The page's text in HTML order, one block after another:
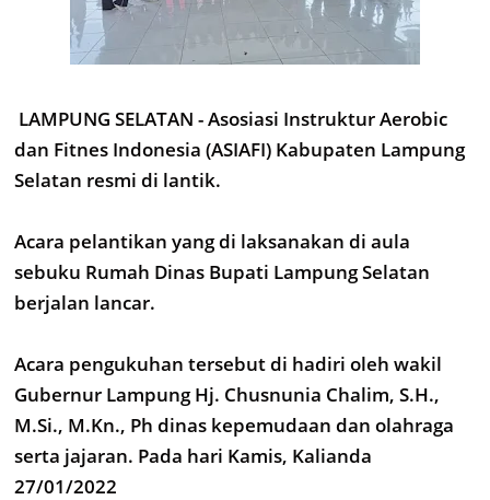
LAMPUNG SELATAN - Asosiasi Instruktur Aerobic
dan Fitnes Indonesia (ASIAFI) Kabupaten Lampung
Selatan resmi di lantik.
Acara pelantikan yang di laksanakan di aula
sebuku Rumah Dinas Bupati Lampung Selatan
berjalan lancar.
Acara pengukuhan tersebut di hadiri oleh wakil
Gubernur Lampung Hj. Chusnunia Chalim, S.H.,
M.Si., M.Kn., Ph dinas kepemudaan dan olahraga
serta jajaran. Pada hari Kamis, Kalianda
27/01/2022